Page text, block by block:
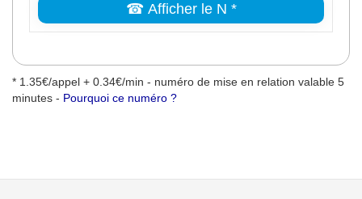
☎ Afficher le N *
* 1.35€/appel + 0.34€/min - numéro de mise en relation valable 5
minutes - Pourquoi ce numéro ?